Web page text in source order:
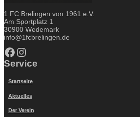
1 FC Brelingen von 1961 e.V.
Am Sportplatz 1
30900 Wedemark
info@1fcbrelingen.de
Facebook Instagram
Service
Startseite
Aktuelles
Der Verein